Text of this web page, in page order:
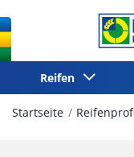
Reifen
Startseite